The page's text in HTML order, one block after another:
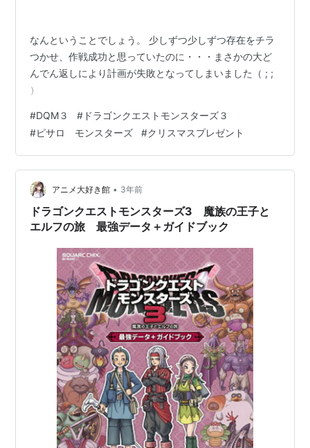
なんということでしょう。 少しずつ少しずつ存在をチラ
つかせ、作戦成功と思っていたのに・・・まさかの大ど
んでん返しにより計画が失敗となってしまいました（ ; ;
）
#DQM３ # ドラゴンクエストモンスターズ３
#ピサロ モンスターズ #クリスマスプレゼント
アニメ大好き館 • 3年前
ドラゴンクエストモンスターズ3 魔族の王子と
エルフの旅 最強データ＋ガイドブック